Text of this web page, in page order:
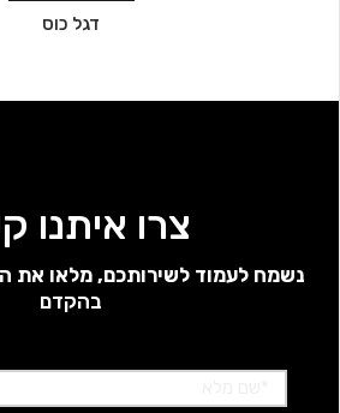
דגל כוס
צרו איתנו
נשמח לעמוד לשירותכם, מלאו את
בהקדם